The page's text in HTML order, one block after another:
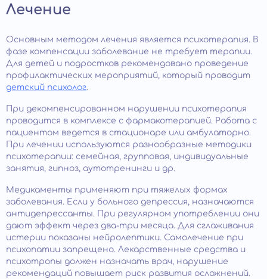
Лечение
Основным методом лечения является психотерапия. В
фазе компенсации заболевание не требует терапии.
Для детей и подростков рекомендовано проведение
профилактических мероприятий, который проводит
детский психолог.
При декомпенсированном нарушении психотерапия
проводится в комплексе с фармакотерапией. Работа с
пациентом ведется в стационаре или амбулаторно.
При лечении используются разнообразные методики
психотерапии: семейная, групповая, индивидуальные
занятия, гипноз, аутотренинги и др.
Медикаменты применяют при тяжелых формах
заболевания. Если у больного депрессия, назначаются
антидепрессанты. При регулярном употреблении они
дают эффект через два-три месяца. Для сглаживания
истерии показаны нейролептики. Самолечение при
психопатии запрещено. Лекарственные средства и
психотропы должен назначать врач, нарушение
рекомендаций повышает риск развития осложнений.